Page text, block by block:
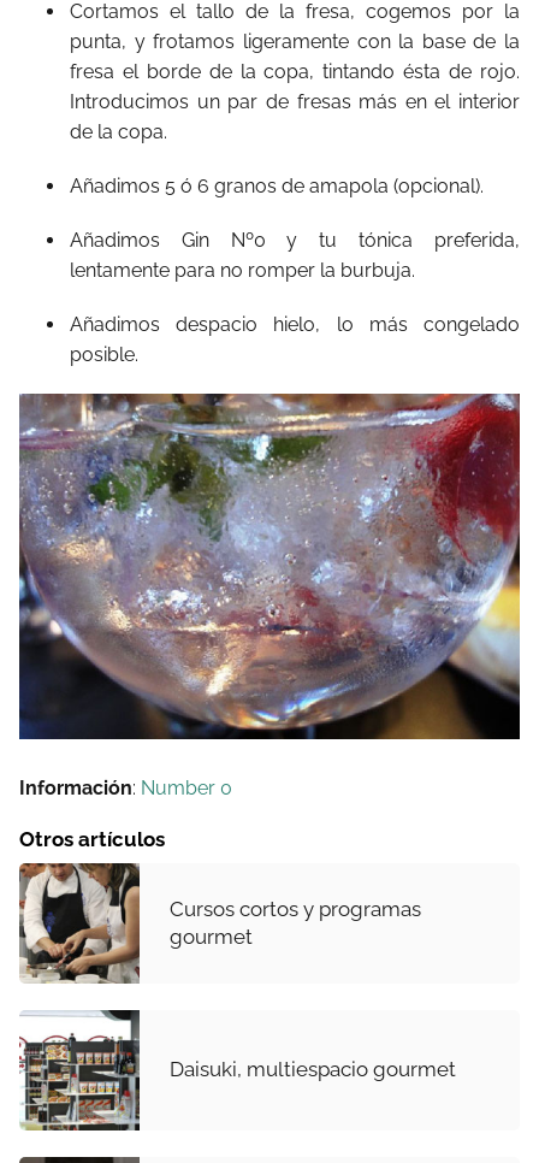
Cortamos el tallo de la fresa, cogemos por la
punta, y frotamos ligeramente con la base de la
fresa el borde de la copa, tintando ésta de rojo.
Introducimos un par de fresas más en el interior
de la copa.
Añadimos 5 ó 6 granos de amapola (opcional).
Añadimos Gin Nº0 y tu tónica preferida,
lentamente para no romper la burbuja.
Añadimos despacio hielo, lo más congelado
posible.
Información: Number 0
Otros artículos
Cursos cortos y programas
gourmet
Daisuki, multiespacio gourmet